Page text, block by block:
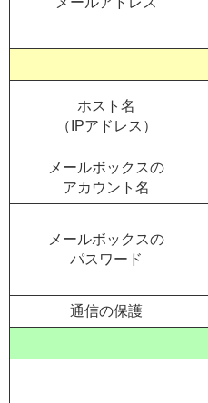
ホスト名
（IPアドレス）
メールボックスの
アカウント名
メールボックスの
パスワード
通信の保護